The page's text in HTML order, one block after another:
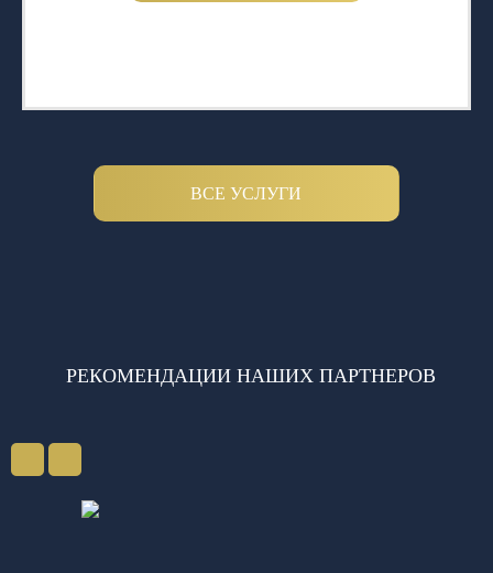
ВСЕ УСЛУГИ
РЕКОМЕНДАЦИИ НАШИХ ПАРТНЕРОВ